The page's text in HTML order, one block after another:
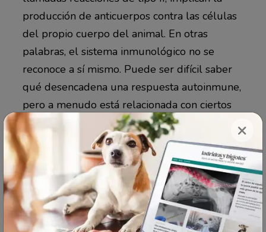
producción de anticuerpos contra las células
del propio cuerpo del animal. En otras
palabras, el sistema inmunológico no se
reconoce a sí mismo. Puede ser difícil saber
qué desencadena una respuesta autoinmune,
pero a menudo está relacionada con ciertos
medicamentos o vacunas, así como con
toxinas ambientales.
Dos de las enfermedades autoinmunes de
tipo II más comunes son laanemia hemolítica
autoinmune(AIHA) y trombocitopenia
autoinmune. La miastenia grave es otra
×